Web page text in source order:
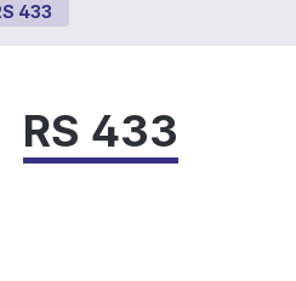
433
RS 433